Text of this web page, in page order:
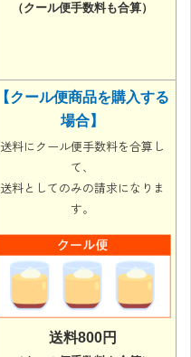
（クール便手数料も合算）
【クール便商品を購入する
場合】
送料にクール便手数料を合算し
て、
送料としてのみの請求になりま
す。
送料800円